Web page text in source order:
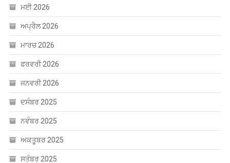
ਮਈ 2026
ਅਪ੍ਰੈਲ 2026
ਮਾਰਚ 2026
ਫਰਵਰੀ 2026
ਜਨਵਰੀ 2026
ਦਸੰਬਰ 2025
ਨਵੰਬਰ 2025
ਅਕਤੂਬਰ 2025
ਸਤੰਬਰ 2025